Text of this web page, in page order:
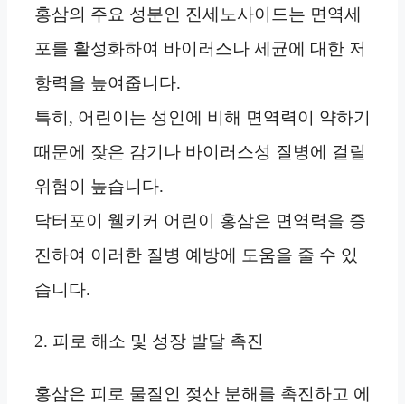
홍삼의 주요 성분인 진세노사이드는 면역세
포를 활성화하여 바이러스나 세균에 대한 저
항력을 높여줍니다.
특히, 어린이는 성인에 비해 면역력이 약하기
때문에 잦은 감기나 바이러스성 질병에 걸릴
위험이 높습니다.
닥터포이 웰키커 어린이 홍삼은 면역력을 증
진하여 이러한 질병 예방에 도움을 줄 수 있
습니다.
2. 피로 해소 및 성장 발달 촉진
홍삼은 피로 물질인 젖산 분해를 촉진하고 에